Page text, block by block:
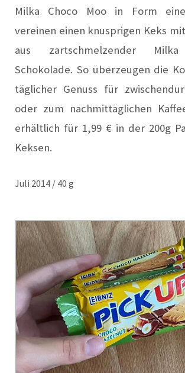
Milka Choco Moo in Form
vereinen einen knusprigen Keks
aus zartschmelzender Milka
Schokolade. So überzeugen die
täglicher Genuss für
oder zum nachmittäglichen
erhältlich für 1,99 € in der 200g
Keksen.
Juli 2014 / 40 g